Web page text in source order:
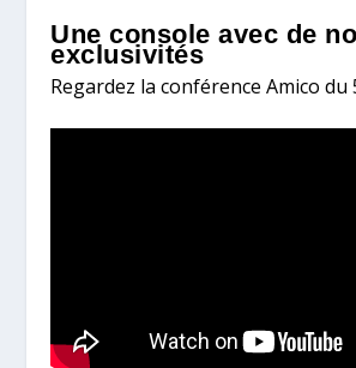
Une console avec de
exclusivités
Regardez la conférence Amico du